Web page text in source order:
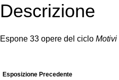
Descrizione
Espone 33 opere del ciclo Motivi
Esposizione Precedente